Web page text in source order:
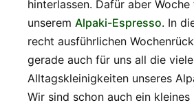
hinterlassen. Dafür aber
unserem Alpaki-Espresso. In
recht ausführlichen
gerade auch für uns all die
Alltagskleinigkeiten unseres
Wir sind schon auch ein